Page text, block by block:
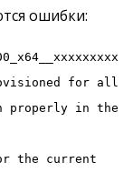
ошибки:
for all
properly in the
the current